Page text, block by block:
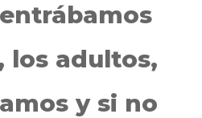
los adultos,
y si no